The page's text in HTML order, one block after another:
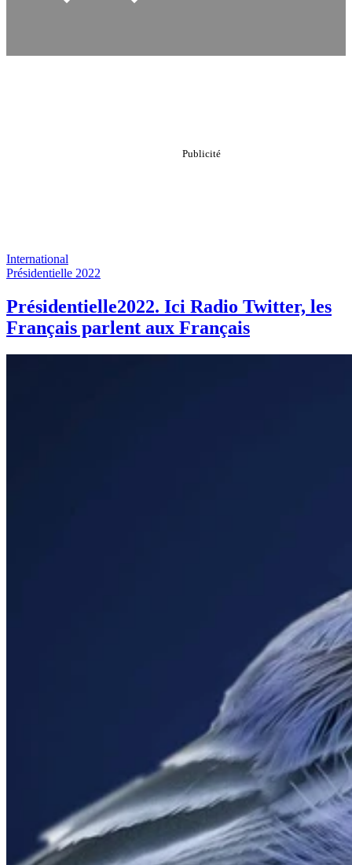
International
Présidentielle 2022
Présidentielle2022. Ici Radio Twitter, les
Français parlent aux Français